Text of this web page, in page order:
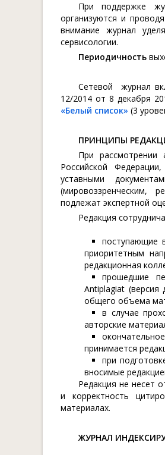
При поддержке
организуются и
внимание журнал
сервисологии.
Периодичность
Сетевой журнал
12/2014 от 8 декабря
«Белый список» (3
ПРИНЦИПЫ
При рассмотрении
Российской
уставными
(мировоззренческим,
подлежат экспертной
Редакция
поступающие
приоритетным
редакционная
прошедшие
Antiplagiat
общего объема
в случае
авторские
принимается
при
вносимые
Редакция не несет
и корректность
материалах.
ЖУРНАЛ